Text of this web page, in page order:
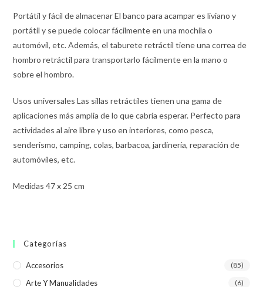
Portátil y fácil de almacenar El banco para acampar es liviano y
portátil y se puede colocar fácilmente en una mochila o
automóvil, etc. Además, el taburete retráctil tiene una correa de
hombro retráctil para transportarlo fácilmente en la mano o
sobre el hombro.
Usos universales Las sillas retráctiles tienen una gama de
aplicaciones más amplia de lo que cabría esperar. Perfecto para
actividades al aire libre y uso en interiores, como pesca,
senderismo, camping, colas, barbacoa, jardinería, reparación de
automóviles, etc.
Medidas 47 x 25 cm
Categorías
Accesorios (85)
Arte Y Manualidades (6)